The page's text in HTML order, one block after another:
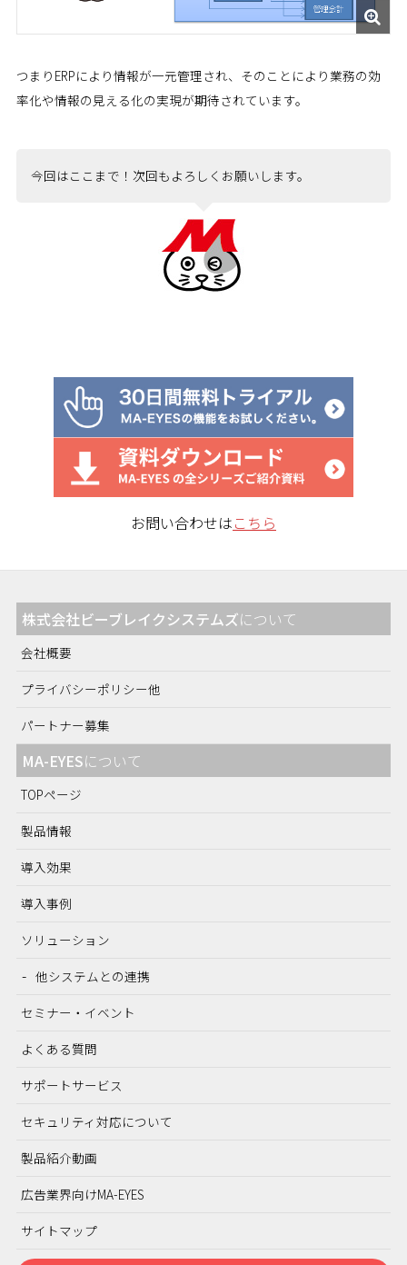
つまりERPにより情報が一元管理され、そのことにより業務の効
率化や情報の見える化の実現が期待されています。
今回はここまで！次回もよろしくお願いします。
お問い合わせはこちら
株式会社ビーブレイクシステムズについて
会社概要
プライバシーポリシー他
パートナー募集
MA-EYESについて
TOPページ
製品情報
導入効果
導入事例
ソリューション
他システムとの連携
セミナー・イベント
よくある質問
サポートサービス
セキュリティ対応について
製品紹介動画
広告業界向けMA-EYES
サイトマップ